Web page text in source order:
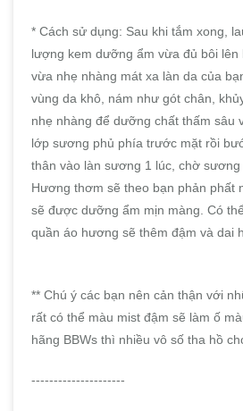
* Cách sử dụng: Sau khi tắm xong,
lượng kem dưỡng ẩm vừa đủ bôi
vừa nhẹ nhàng mát xa làn da của
vùng da khô, nám như gót chân,
nhẹ nhàng để dưỡng chất thấm sâu
lớp sương phủ phía trước mặt rồi
thân vào làn sương 1 lúc, chờ sương
Hương thơm sẽ theo bạn phản phất
sẽ được dưỡng ẩm mịn màng. Có
quần áo hương sẽ thêm đậm và dai
** Chú ý các bạn nên cản thận với
rất có thể màu mist đậm sẽ làm ố
hãng BBWs thì nhiều vô số tha hồ
---------------------